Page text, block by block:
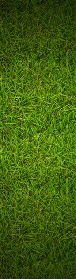
Passer
au
contenu
principal